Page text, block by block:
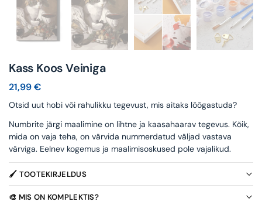
Kass Koos Veiniga
21,99€
Otsid uut hobi või rahulikku tegevust, mis aitaks lõõgastuda?
Numbrite järgi maalimine on lihtne ja kaasahaarav tegevus. Kõik,
mida on vaja teha, on värvida nummerdatud väljad vastava
värviga. Eelnev kogemus ja maalimisoskused pole vajalikud.
🖌️ TOOTEKIRJELDUS
🎨 MIS ON KOMPLEKTIS?